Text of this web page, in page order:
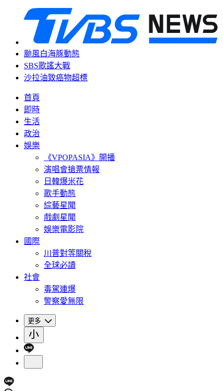
颱風白海豚動態
SBS歌謠大戰
沙拉油致癌物超標
首頁
即時
生活
政治
娛樂
《VPOPASIA》開播
演唱會搶票情報
日韓爆米花
歌手動態
綜藝星聞
戲劇星聞
娛樂電影院
國際
川普對等關稅
全球必讀
社會
毒駕連爆
警察愛無限
更多